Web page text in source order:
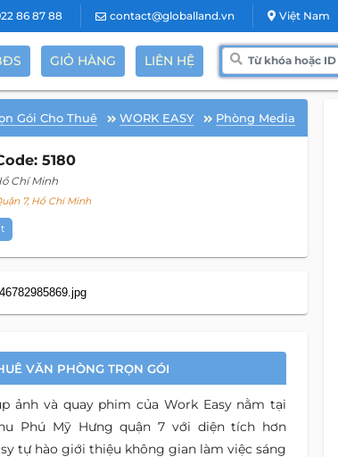
86 87 88 contact@globalland.vn Việt Nam
GIỎ HÀNG LIÊN HỆ
Gói Cho Thuê WORK EASY Phòng Media
5180
Chí Minh
7, Hồ Chí Minh
VĂN PHÒNG TRỌN GÓI
ảnh và quay phim của Work Easy nằm tại
Phú Mỹ Hưng quận 7 với diện tích hơn
tự hào giới thiệu không gian làm việc sáng